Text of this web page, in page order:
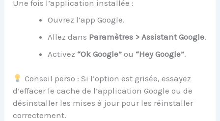
Une fois l’application installée :
Ouvrez l’app Google.
Allez dans Paramètres > Assistant Google.
Activez “Ok Google” ou “Hey Google”.
Conseil perso : Si l’option est grisée, essayez
d’effacer le cache de l’application Google ou de
désinstaller les mises à jour pour les réinstaller
correctement.